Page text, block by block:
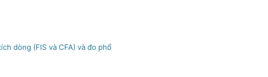
dòng (FIS và CFA) và đo phổ